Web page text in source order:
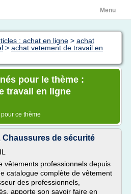
Menu
: achat en ligne > achat
> achat vetement de travail en
pour le thème :
travail en ligne
ce thème
Chaussures de sécurité
vêtements professionnels depuis
catalogue complète de vêtement
des professionnels,
apporte son savoir faire en